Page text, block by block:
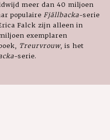
meer dan 40 miljoen
populaire Fjällbacka-serie
Falck zijn alleen in
exemplaren
Treurvrouw, is het
-serie.